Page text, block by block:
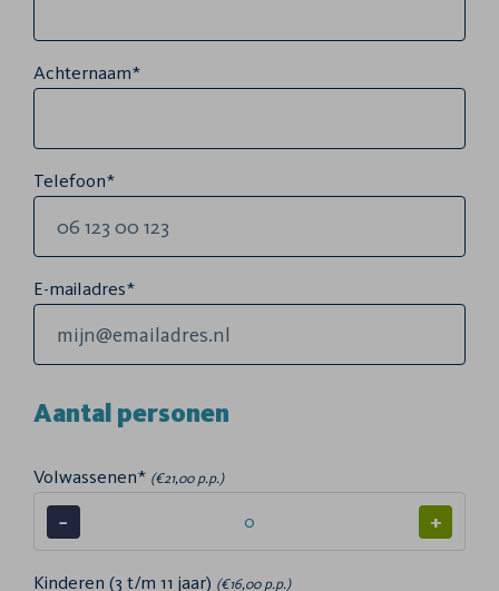
Achternaam*
Telefoon*
E-mailadres*
Aantal personen
Volwassenen* (€21,00 p.p.)
− +
Kinderen (3 t/m 11 jaar) (€16,00 p.p.)